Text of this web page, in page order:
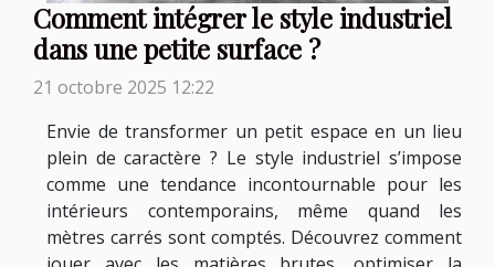
Comment intégrer le style industriel
dans une petite surface ?
21 octobre 2025 12:22
Envie de transformer un petit espace en un lieu
plein de caractère ? Le style industriel s’impose
comme une tendance incontournable pour les
intérieurs contemporains, même quand les
mètres carrés sont comptés. Découvrez comment